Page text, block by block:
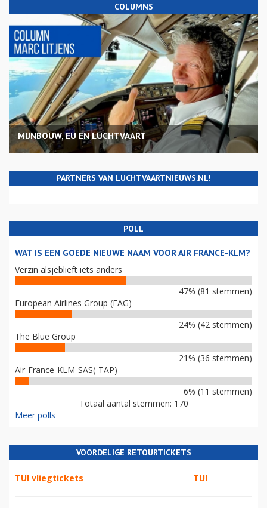
COLUMNS
MIJNBOUW, EU EN LUCHTVAART
PARTNERS VAN LUCHTVAARTNIEUWS.NL!
POLL
WAT IS EEN GOEDE NIEUWE NAAM VOOR AIR FRANCE-KLM?
Verzin alsjeblieft iets anders
47% (81 stemmen)
European Airlines Group (EAG)
24% (42 stemmen)
The Blue Group
21% (36 stemmen)
Air-France-KLM-SAS(-TAP)
6% (11 stemmen)
Totaal aantal stemmen: 170
Meer polls
VOORDELIGE RETOURTICKETS
TUI vliegtickets TUI